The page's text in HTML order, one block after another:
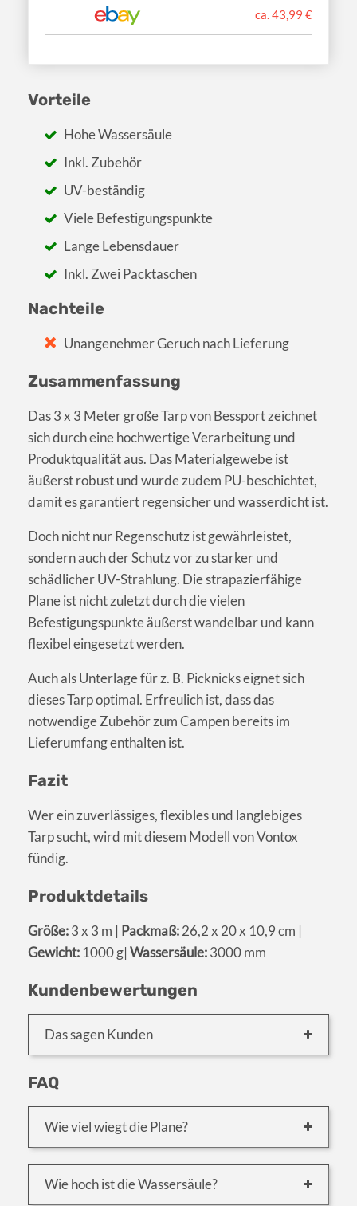
ca. 43,99 €
Vorteile
Hohe Wassersäule
Inkl. Zubehör
UV-beständig
Viele Befestigungspunkte
Lange Lebensdauer
Inkl. Zwei Packtaschen
Nachteile
Unangenehmer Geruch nach Lieferung
Zusammenfassung
Das 3 x 3 Meter große Tarp von Bessport zeichnet
sich durch eine hochwertige Verarbeitung und
Produktqualität aus. Das Materialgewebe ist
äußerst robust und wurde zudem PU-beschichtet,
damit es garantiert regensicher und wasserdicht ist.
Doch nicht nur Regenschutz ist gewährleistet,
sondern auch der Schutz vor zu starker und
schädlicher UV-Strahlung. Die strapazierfähige
Plane ist nicht zuletzt durch die vielen
Befestigungspunkte äußerst wandelbar und kann
flexibel eingesetzt werden.
Auch als Unterlage für z. B. Picknicks eignet sich
dieses Tarp optimal. Erfreulich ist, dass das
notwendige Zubehör zum Campen bereits im
Lieferumfang enthalten ist.
Fazit
Wer ein zuverlässiges, flexibles und langlebiges
Tarp sucht, wird mit diesem Modell von Vontox
fündig.
Produktdetails
Größe:3 x 3 m | Packmaß:26,2 x 20 x 10,9 cm |
Gewicht: 1000 g| Wassersäule:3000 mm
Kundenbewertungen
Das sagen Kunden
FAQ
Wie viel wiegt die Plane?
Wie hoch ist die Wassersäule?